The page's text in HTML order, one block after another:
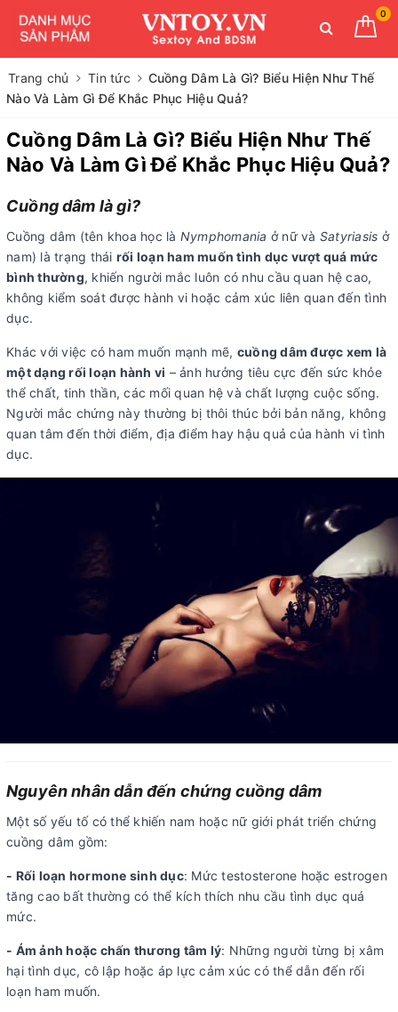
0
Trang chủ Tin tức
Cuồng Dâm Là Gì? Biểu Hiện Như Thế
Nào Và Làm Gì Để Khắc Phục Hiệu Quả?
Cuồng Dâm Là Gì? Biểu Hiện Như Thế
Nào Và Làm Gì Để Khắc Phục Hiệu Quả?
Cuồng dâm là gì?
Cuồng dâm (tên khoa học là Nymphomania ở nữ và Satyriasis ở
nam) là trạng thái rối loạn ham muốn tình dục vượt quá mức
bình thường, khiến người mắc luôn có nhu cầu quan hệ cao,
không kiểm soát được hành vi hoặc cảm xúc liên quan đến tình
dục.
Khác với việc có ham muốn mạnh mẽ, cuồng dâm được xem là
một dạng rối loạn hành vi – ảnh hưởng tiêu cực đến sức khỏe
thể chất, tinh thần, các mối quan hệ và chất lượng cuộc sống.
Người mắc chứng này thường bị thôi thúc bởi bản năng, không
quan tâm đến thời điểm, địa điểm hay hậu quả của hành vi tình
dục.
Nguyên nhân dẫn đến chứng cuồng dâm
Một số yếu tố có thể khiến nam hoặc nữ giới phát triển chứng
cuồng dâm gồm:
- Rối loạn hormone sinh dục: Mức testosterone hoặc estrogen
tăng cao bất thường có thể kích thích nhu cầu tình dục quá
mức.
- Ám ảnh hoặc chấn thương tâm lý: Những người từng bị xâm
hại tình dục, cô lập hoặc áp lực cảm xúc có thể dẫn đến rối
loạn ham muốn.